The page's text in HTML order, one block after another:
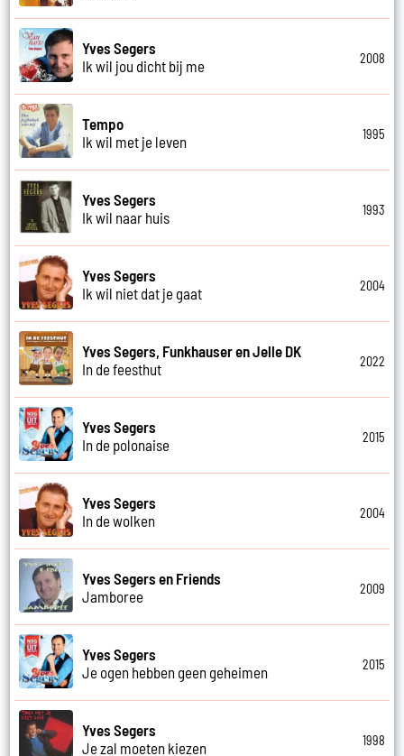
Yves Segers
Ik wil jou dicht bij me
2008
Tempo
Ik wil met je leven
1995
Yves Segers
Ik wil naar huis
1993
Yves Segers
Ik wil niet dat je gaat
2004
Yves Segers, Funkhauser en Jelle DK
In de feesthut
2022
Yves Segers
In de polonaise
2015
Yves Segers
In de wolken
2004
Yves Segers en Friends
Jamboree
2009
Yves Segers
Je ogen hebben geen geheimen
2015
Yves Segers
Je zal moeten kiezen
1998